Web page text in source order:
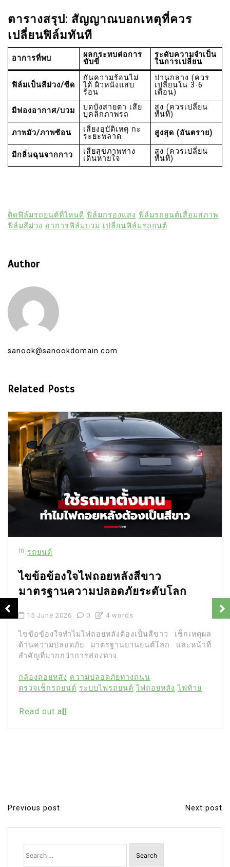
ตารางสรุป: สัญญาณบอกเหตุที่ควร
เปลี่ยนฟิล์มทันที
อาการที่พบ
ผลกระทบต่อการ
ขับขี่
ระดับความจำเป็น
ในการเปลี่ยน
ฟิล์มเป็นสีม่วง/ซีด
กันความร้อนไม่
ได้ ผิวหนังแสบ
ร้อน
ปานกลาง (ควร
เปลี่ยนใน 3-6
เดือน)
มีฟองอากาศ/บวม
บดบังสายตา เสีย
บุคลิกภาพรถ
สูง (ควรเปลี่ยน
ทันที)
ภาพมัว/ภาพซ้อน
เสี่ยงอุบัติเหตุ กะ
ระยะพลาด
สูงสุด (อันตราย)
มีกลิ่นฉุนจากกาว
เสียสุขภาพทาง
เดินหายใจ
สูง (ควรเปลี่ยน
ทันที)
ติดฟิล์มรถยนต์ที่ไหนดี ฟิล์มกรองแสง ฟิล์มรถยนต์เสื่อมสภาพ
ฟิล์มสีม่วง อาการฟิล์มบวม เปลี่ยนฟิล์มรถยนต์
Author
sanook@sanookdomain.com
Related Posts
In รถยนต์
ไขข้อข้องใจไฟถอยหลังสีขาว
มาตรฐานความปลอดภัยระดับโลก
15 June 2026 0 4 words
ไขข้อข้องใจทำไมไฟถอยหลังต้องเป็นสีขาว เช็กเหตุผล
ด้านความปลอดภัย มาตรฐานยานยนต์โลก และหน้าที่
สำคัญที่มากกว่าการส่องทาง
กล้องถอยหลัง ความปลอดภัยทางถนน
ตรวจเช็กรถยนต์ ระบบไฟรถยนต์ ไฟถอยหลัง ไฟท้าย
Read out all
P
o
Previous post Next post
Search
for: